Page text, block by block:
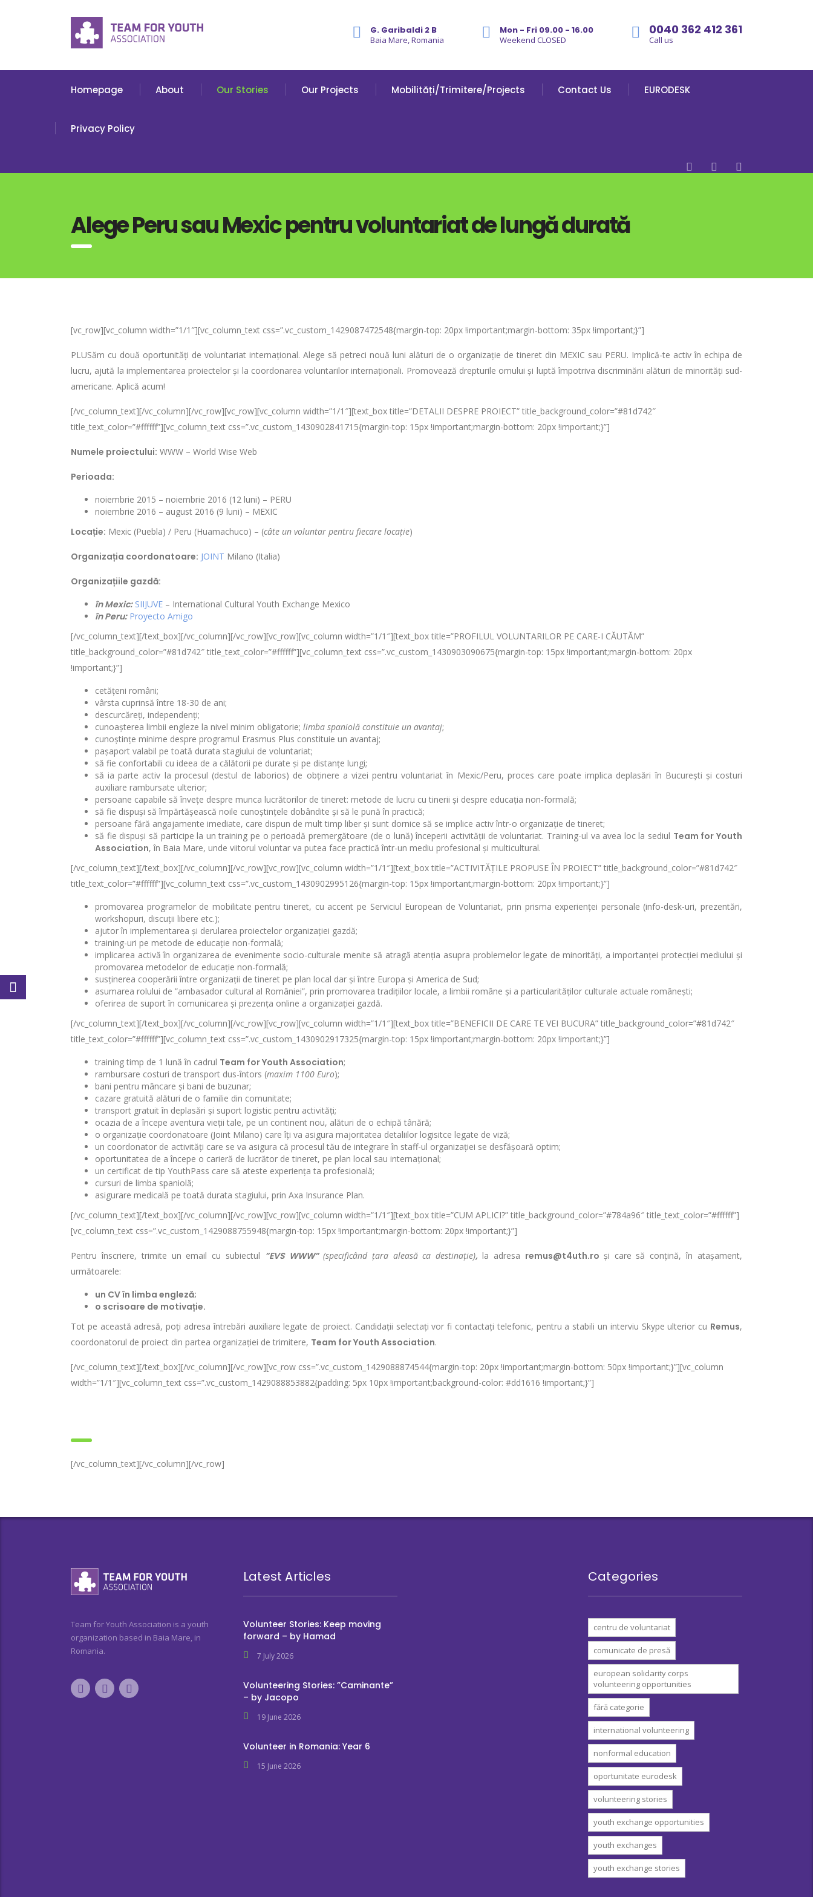
0040 362 412 361
Call us
Mon - Fri 09.00 - 16.00
Weekend CLOSED
G. Garibaldi 2 B
Baia Mare, Romania
Homepage About Our Stories Our Projects Mobilități/Trimitere/Projects Contact Us EURODESK
Privacy Policy
Alege Peru sau Mexic pentru voluntariat de lungă durată
[vc_row][vc_column width=”1/1″][vc_column_text css=”.vc_custom_1429087472548{margin-top: 20px !important;margin-bottom: 35px !important;}”]
PLUSăm cu două oportunități de voluntariat internațional. Alege să petreci nouă luni alături de o organizație de tineret din MEXIC sau PERU. Implică-te activ în echipa de
lucru, ajută la implementarea proiectelor și la coordonarea voluntarilor internaționali. Promovează drepturile omului și luptă împotriva discriminării alături de minorități sud-
americane. Aplică acum!
[/vc_column_text][/vc_column][/vc_row][vc_row][vc_column width=”1/1″][text_box title=”DETALII DESPRE PROIECT” title_background_color=”#81d742″
title_text_color=”#ffffff”][vc_column_text css=”.vc_custom_1430902841715{margin-top: 15px !important;margin-bottom: 20px !important;}”]
Numele proiectului: WWW – World Wise Web
Perioada:
noiembrie 2015 – noiembrie 2016 (12 luni) – PERU
noiembrie 2016 – august 2016 (9 luni) – MEXIC
Locație: Mexic (Puebla) / Peru (Huamachuco) – (câte un voluntar pentru fiecare locație)
Organizația coordonatoare: JOINT Milano (Italia)
Organizațiile gazdă:
în Mexic: SIIJUVE – International Cultural Youth Exchange Mexico
în Peru: Proyecto Amigo
[/vc_column_text][/text_box][/vc_column][/vc_row][vc_row][vc_column width=”1/1″][text_box title=”PROFILUL VOLUNTARILOR PE CARE-I CĂUTĂM”
title_background_color=”#81d742″ title_text_color=”#ffffff”][vc_column_text css=”.vc_custom_1430903090675{margin-top: 15px !important;margin-bottom: 20px
!important;}”]
cetățeni români;
vârsta cuprinsă între 18-30 de ani;
descurcăreți, independenți;
cunoașterea limbii engleze la nivel minim obligatorie; limba spaniolă constituie un avantaj;
cunoștințe minime despre programul Erasmus Plus constituie un avantaj;
pașaport valabil pe toată durata stagiului de voluntariat;
să fie confortabili cu ideea de a călătorii pe durate și pe distanțe lungi;
să ia parte activ la procesul (destul de laborios) de obținere a vizei pentru voluntariat în Mexic/Peru, proces care poate implica deplasări în București și costuri
auxiliare rambursate ulterior;
persoane capabile să învețe despre munca lucrătorilor de tineret: metode de lucru cu tinerii și despre educația non-formală;
să fie dispuși să împărtășească noile cunoștințele dobândite și să le pună în practică;
persoane fără angajamente imediate, care dispun de mult timp liber și sunt dornice să se implice activ într-o organizație de tineret;
să fie dispuși să participe la un training pe o perioadă premergătoare (de o lună) începerii activității de voluntariat. Training-ul va avea loc la sediul Team for Youth
Association, în Baia Mare, unde viitorul voluntar va putea face practică într-un mediu profesional și multicultural.
[/vc_column_text][/text_box][/vc_column][/vc_row][vc_row][vc_column width=”1/1″][text_box title=”ACTIVITĂȚILE PROPUSE ÎN PROIECT” title_background_color=”#81d742″
title_text_color=”#ffffff”][vc_column_text css=”.vc_custom_1430902995126{margin-top: 15px !important;margin-bottom: 20px !important;}”]
promovarea programelor de mobilitate pentru tineret, cu accent pe Serviciul European de Voluntariat, prin prisma experienței personale (info-desk-uri, prezentări,
workshopuri, discuții libere etc.);
ajutor în implementarea și derularea proiectelor organizației gazdă;
training-uri pe metode de educație non-formală;
implicarea activă în organizarea de evenimente socio-culturale menite să atragă atenția asupra problemelor legate de minorități, a importanței protecției mediului și
promovarea metodelor de educație non-formală;
susținerea cooperării între organizații de tineret pe plan local dar și între Europa și America de Sud;
asumarea rolului de ”ambasador cultural al României”, prin promovarea tradițiilor locale, a limbii române și a particularităților culturale actuale românești;
oferirea de suport în comunicarea și prezența online a organizației gazdă.
[/vc_column_text][/text_box][/vc_column][/vc_row][vc_row][vc_column width=”1/1″][text_box title=”BENEFICII DE CARE TE VEI BUCURA” title_background_color=”#81d742″
title_text_color=”#ffffff”][vc_column_text css=”.vc_custom_1430902917325{margin-top: 15px !important;margin-bottom: 20px !important;}”]
training timp de 1 lună în cadrul Team for Youth Association;
rambursare costuri de transport dus-întors (maxim 1100 Euro);
bani pentru mâncare și bani de buzunar;
cazare gratuită alături de o familie din comunitate;
transport gratuit în deplasări și suport logistic pentru activități;
ocazia de a începe aventura vieții tale, pe un continent nou, alături de o echipă tânără;
o organizație coordonatoare (Joint Milano) care îți va asigura majoritatea detaliilor logisitce legate de viză;
un coordonator de activități care se va asigura că procesul tău de integrare în staff-ul organizației se desfășoară optim;
oportunitatea de a începe o carieră de lucrător de tineret, pe plan local sau internațional;
un certificat de tip YouthPass care să ateste experiența ta profesională;
cursuri de limba spaniolă;
asigurare medicală pe toată durata stagiului, prin Axa Insurance Plan.
[/vc_column_text][/text_box][/vc_column][/vc_row][vc_row][vc_column width=”1/1″][text_box title=”CUM APLICI?” title_background_color=”#784a96″ title_text_color=”#ffffff”]
[vc_column_text css=”.vc_custom_1429088755948{margin-top: 15px !important;margin-bottom: 20px !important;}”]
Pentru înscriere, trimite un email cu subiectul ”EVS WWW” (specificând țara aleasă ca destinație),la adresa remus@t4uth.ro și care să conțină, în atașament,
următoarele:
un CV în limba engleză;
o scrisoare de motivație.
Tot pe această adresă, poți adresa întrebări auxiliare legate de proiect. Candidații selectați vor fi contactați telefonic, pentru a stabili un interviu Skype ulterior cu Remus,
coordonatorul de proiect din partea organizației de trimitere, Team for Youth Association.
[/vc_column_text][/text_box][/vc_column][/vc_row][vc_row css=”.vc_custom_1429088874544{margin-top: 20px !important;margin-bottom: 50px !important;}”][vc_column
width=”1/1″][vc_column_text css=”.vc_custom_1429088853882{padding: 5px 10px !important;background-color: #dd1616 !important;}”]
[/vc_column_text][/vc_column][/vc_row]
Team for Youth Association is a youth
organization based in Baia Mare, in
Romania.
Latest Articles
Volunteer Stories: Keep moving
forward – by Hamad
7 July 2026
Volunteering Stories: ”Caminante”
– by Jacopo
19 June 2026
Volunteer in Romania: Year 6
15 June 2026
Categories
centru de voluntariat
comunicate de presă
european solidarity corps
volunteering opportunities
fără categorie
international volunteering
nonformal education
oportunitate eurodesk
volunteering stories
youth exchange opportunities
youth exchanges
youth exchange stories